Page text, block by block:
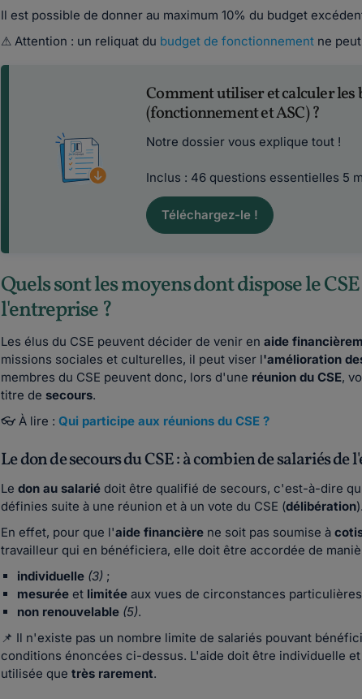
Il est possible de donner au maximum 10% du budget
⚠ Attention : un reliquat du budget de fonctionnement ne
Comment utiliser et calculer les
(fonctionnement et ASC) ?
Notre dossier vous explique tout !
Inclus : 46 questions essentielles 5
Téléchargez-le !
Quels sont les moyens dont dispose le
l'entreprise ?
Les élus du CSE peuvent décider de venir enaide
missions sociales et culturelles, il peut viser l'amélioration
membres du CSE peuvent donc, lors d'une réunion du CSE,
titre de secours.
👓 À lire :Qui participe aux réunions du CSE ?
Le don de secours du CSE : à combien de salariés
Ledon au salarié doit être qualifié de secours, c'est-à-dire
définies suite à une réunion et à un vote du CSE (délibération).
En effet, pour que l'aide financière ne soit pas soumise à
travailleur qui en bénéficiera, elle doit être accordée de
individuelle (3) ;
mesurée et limitée aux vues de circonstances
non renouvelable (5).
📌 Il n'existe pas un nombre limite de salariés pouvant
conditions énoncées ci-dessus. L'aide doit être individuelle
utilisée quetrès rarement.